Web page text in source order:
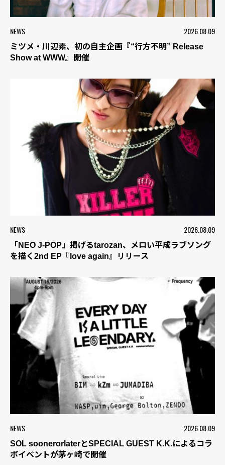
NEWS 2026.08.09
ミツメ・川辺素、初の自主企画『“行方不明” Release
Show at WWW』開催
NEWS 2026.08.09
「NEO J-POP」掲げるtarozan、メロい平成ラブソング
を描く2nd EP『love again』リリース
NEWS 2026.08.09
SOL soonerorlaterとSPECIAL GUEST K.K.によるコラ
ボイベントが茅ヶ崎で開催